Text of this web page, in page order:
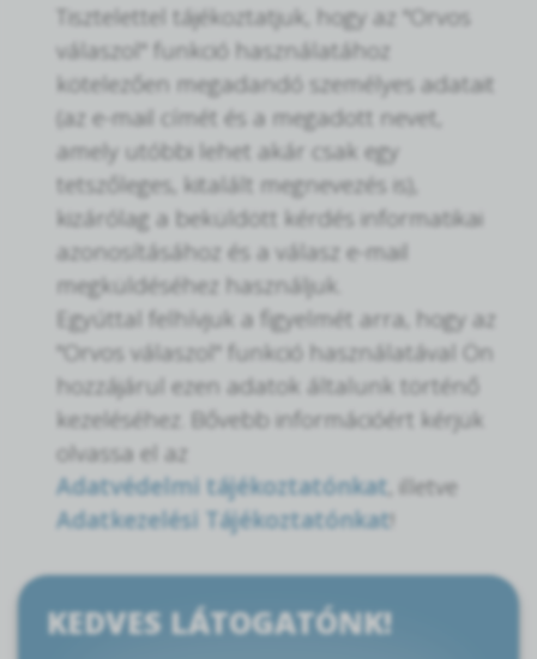
Tisztelettel tájékoztatjuk, hogy az "Orvos
válaszol" funkció használatához
kötelezően megadandó személyes adatait
(az e-mail címét és a megadott nevet,
amely utóbbi lehet akár csak egy
tetszőleges, kitalált megnevezés is),
kizárólag a beküldött kérdés informatikai
azonosításához és a válasz e-mail
megküldéséhez használjuk.
Egyúttal felhívjuk a figyelmét arra, hogy az
"Orvos válaszol" funkció használatával Ön
hozzájárul ezen adatok általunk történő
kezeléséhez. Bővebb információért kérjük
olvassa el az
Adatvédelmi tájékoztatónkat , illetve
Adatkezelési Tájékoztatónkat!
KEDVES LÁTOGATÓNK!